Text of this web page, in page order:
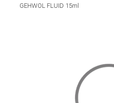
GEHWOL FLUID 15ml